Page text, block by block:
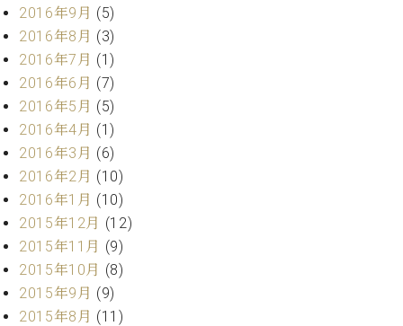
ラ
デ
ィ
シ
ョ
ン
W.
ホ
フ
マ
ン
ヴ
ィ
ジ
ョ
ー
ス
タ
ッ
ご
挨
拶
技
術
者
介
展示
情報
2016年9月 (5)
2016年8月 (3)
2016年7月 (1)
2016年6月 (7)
2016年5月 (5)
2016年4月 (1)
2016年3月 (6)
2016年2月 (10)
2016年1月 (10)
2015年12月 (12)
2015年11月 (9)
2015年10月 (8)
2015年9月 (9)
2015年8月 (11)